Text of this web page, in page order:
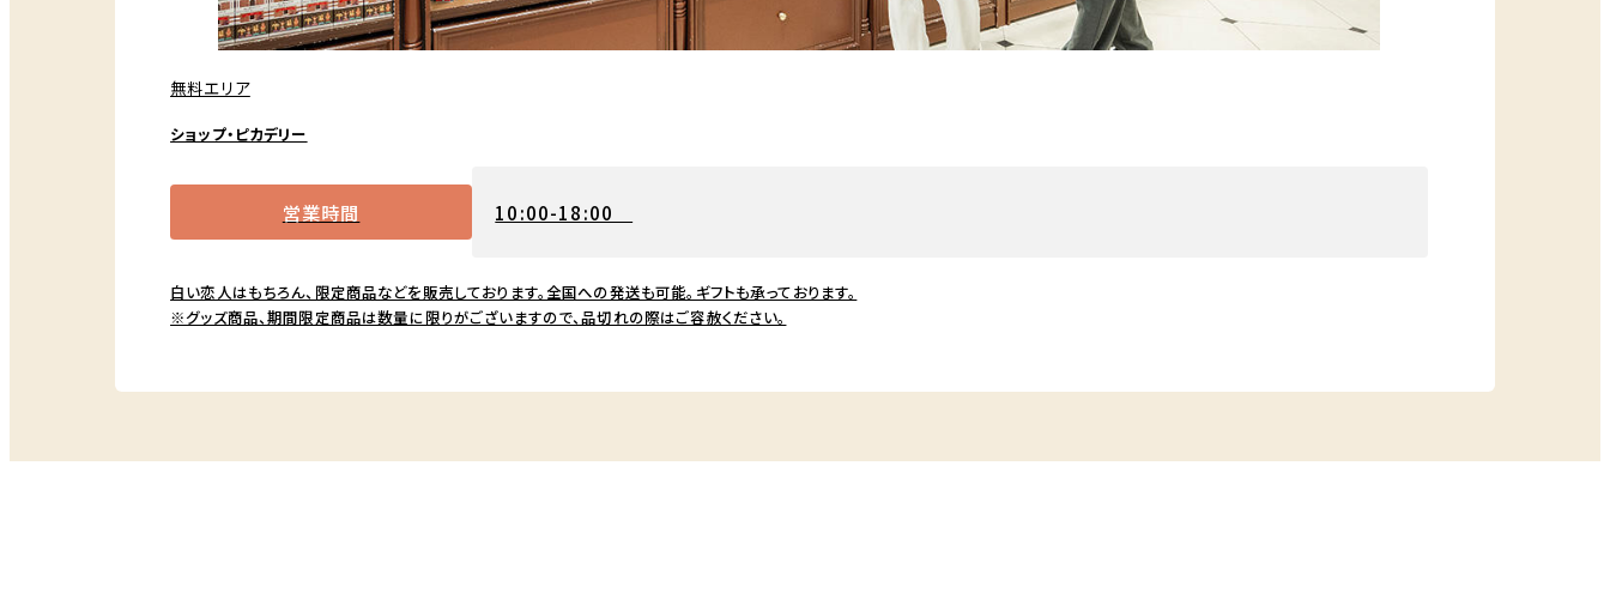
無料エリア
ショップ・ピカデリー
営業時間 10:00-18:00
白い恋人はもちろん、限定商品などを販売しております。全国への発送も可能。ギフトも承っております。
※グッズ商品、期間限定商品は数量に限りがございますので、品切れの際はご容赦ください。